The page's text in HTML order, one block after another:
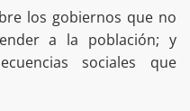
los gobiernos que no
a la población; y
sociales que